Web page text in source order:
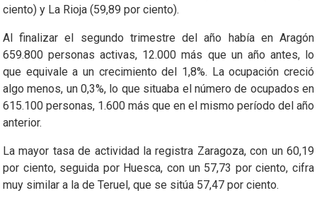
ciento) y La Rioja (59,89 por ciento).
Al finalizar el segundo trimestre del año había en Aragón
659.800 personas activas, 12.000 más que un año antes, lo
que equivale a un crecimiento del 1,8%. La ocupación creció
algo menos, un 0,3%, lo que situaba el número de ocupados en
615.100 personas, 1.600 más que en el mismo período del año
anterior.
La mayor tasa de actividad la registra Zaragoza, con un 60,19
por ciento, seguida por Huesca, con un 57,73 por ciento, cifra
muy similar a la de Teruel, que se sitúa 57,47 por ciento.